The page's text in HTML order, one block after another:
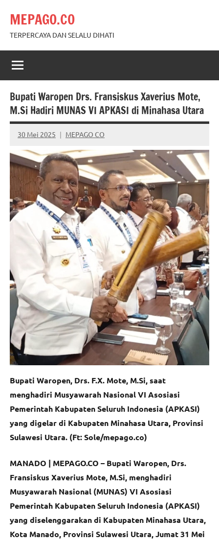
content
MEPAGO.CO
TERPERCAYA DAN SELALU DIHATI
Bupati Waropen Drs. Fransiskus Xaverius Mote,
M.Si Hadiri MUNAS VI APKASI di Minahasa Utara
30 Mei 2025 MEPAGO CO
No
comments
Bupati Waropen, Drs. F.X. Mote, M.Si, saat
menghadiri Musyawarah Nasional VI Asosiasi
Pemerintah Kabupaten Seluruh Indonesia (APKASI)
yang digelar di Kabupaten Minahasa Utara, Provinsi
Sulawesi Utara. (Ft: Sole/mepago.co)
MANADO | MEPAGO.CO – Bupati Waropen, Drs.
Fransiskus Xaverius Mote, M.Si, menghadiri
Musyawarah Nasional (MUNAS) VI Asosiasi
Pemerintah Kabupaten Seluruh Indonesia (APKASI)
yang diselenggarakan di Kabupaten Minahasa Utara,
Kota Manado, Provinsi Sulawesi Utara, Jumat 31 Mei